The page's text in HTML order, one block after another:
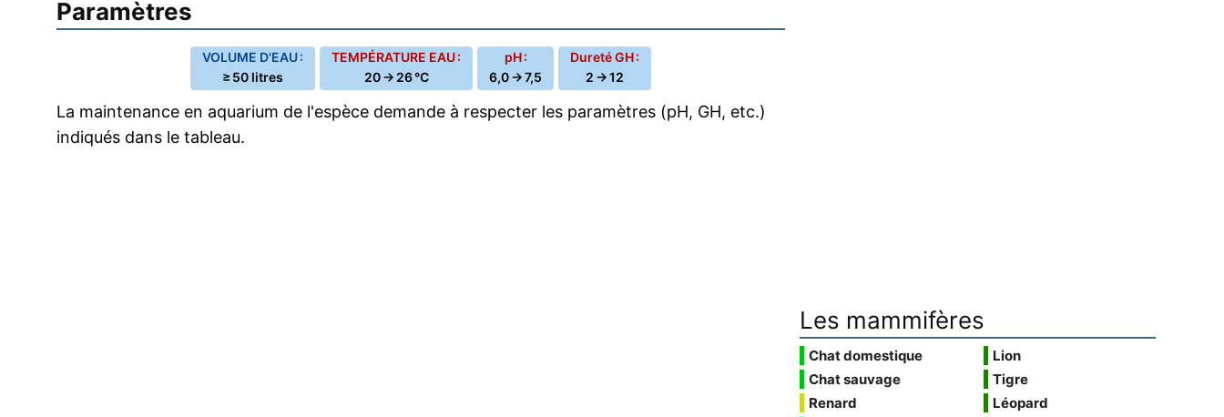
Paramètres
VOLUME D'EAU :
≥ 50 litres
TEMPÉRATURE EAU :
20 → 26 °C
pH :
6,0 → 7,5
Dureté GH :
2 → 12
La maintenance en aquarium de l'espèce demande à respecter les paramètres (pH, GH, etc.)
indiqués dans le tableau.
Les mammifères
Chat domestique
Chat sauvage
Renard
Lion
Tigre
Léopard